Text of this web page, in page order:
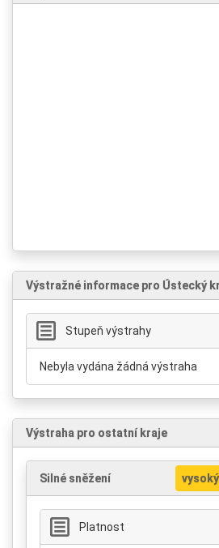
Výstražné informace pro Ústecký
Stupeň výstrahy
Nebyla vydána žádná výstraha
Výstraha pro ostatní kraje
Silné sněžení
Platnost